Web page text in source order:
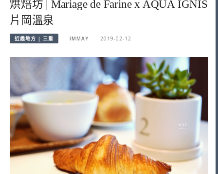
烘焙坊 | Mariage de Farine x AQUA IGNIS
片岡溫泉
近畿地方 | 三重 IMMAY 2019-02-12